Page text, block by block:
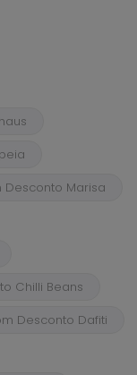
Desconto Marisa
Chilli Beans
Desconto Dafiti